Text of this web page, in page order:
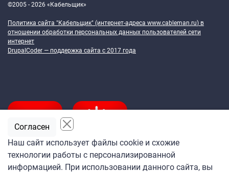
©2005 - 2026 «Кабельщик»
Политика сайта "Кабельщик" (интернет-адреса www.cableman.ru) в
отношении обработки персональных данных пользователей сети
интернет
DrupalCoder — поддержка сайта c 2017 года
Подпишитесь
Наш сайт использует файлы cookie и схожие
технологии работы с персонализированной
информацией. При использовании данного сайта, вы
Согласен